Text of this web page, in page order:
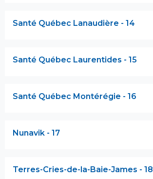
Santé Québec Lanaudière - 14
Santé Québec Laurentides - 15
Santé Québec Montérégie - 16
Nunavik - 17
Terres-Cries-de-la-Baie-James - 18